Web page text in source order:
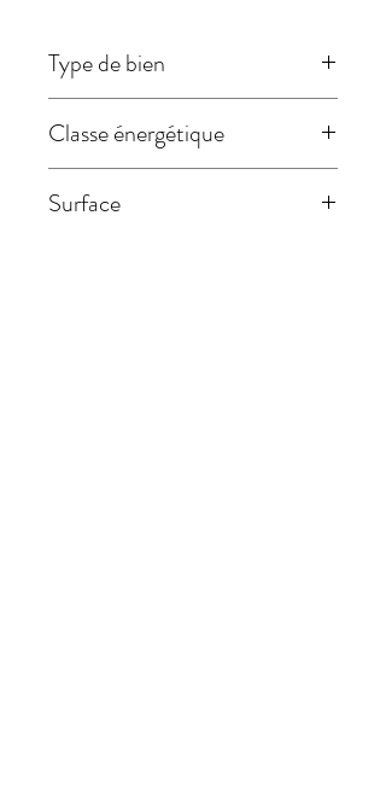
Type de bien
Classe énergétique
Surface